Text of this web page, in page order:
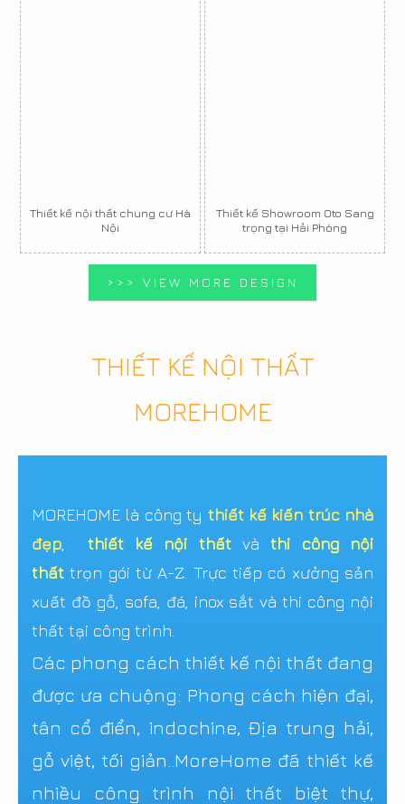
Thiết kế nội thất chung cư Hà
Nội
Thiết kế Showroom Oto Sang
trọng tại Hải Phòng
>>> VIEW MORE DESIGN
THIẾT KẾ NỘI THẤT
MOREHOME
MOREHOME là công ty thiết kế kiến trúc nhà
đẹp
thiết kế nội thấtvàthi công nội
thất trọn gói từ A-Z. Trực tiếp có xưởng sản
xuất đồ gỗ, sofa, đá, inox sắt và thi công nội
thất tại công trình.
Các phong cách thiết kế nội thất đang
được ưa chuộng: Phong cách hiện đại,
tân cổ điển, indochine, Địa trung hải,
gỗ việt, tối giản..MoreHome đã thiết kế
nhiều công trình nội thất biệt thự,